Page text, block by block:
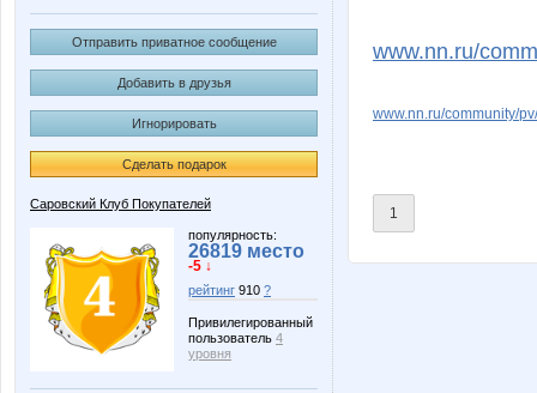
Отправить приватное сообщение
Добавить в друзья
Игнорировать
Сделать подарок
Саровский Клуб Покупателей
популярность:
26819 место
-5 ↓
рейтинг 910 ?
Привилегированный
пользователь 4
уровня
oliskaAvto
www.nn.ru/
www.nn.ru/community/
1